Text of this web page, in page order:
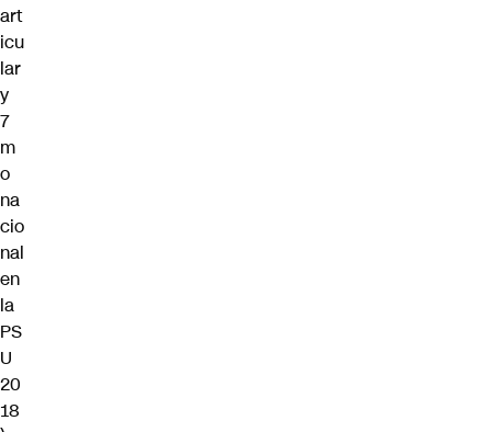
art
icu
lar
y
7
m
o
na
cio
nal
en
la
PS
U
20
18